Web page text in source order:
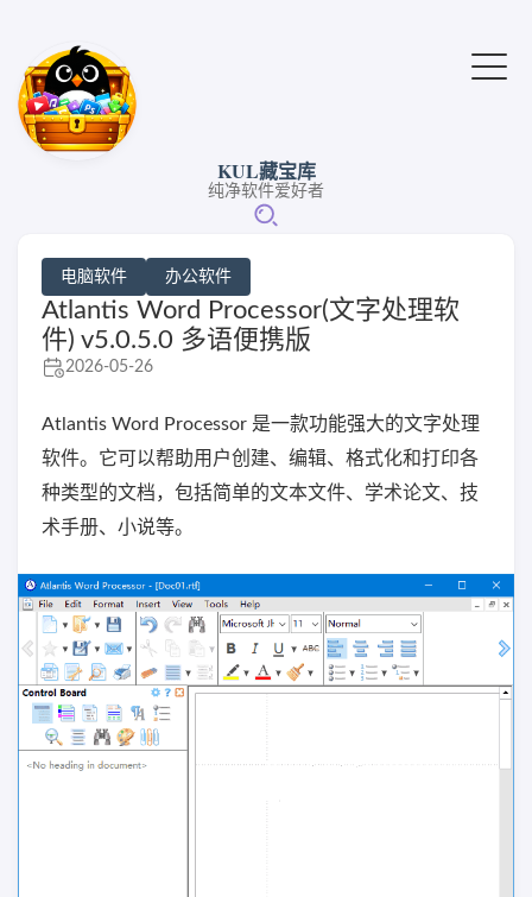
KUL藏宝库
纯净软件爱好者
电脑软件 办公软件
Atlantis Word Processor(文字处理软
件) v5.0.5.0 多语便携版
2026-05-26
Atlantis Word Processor 是一款功能强大的文字处理
软件。它可以帮助用户创建、编辑、格式化和打印各
种类型的文档，包括简单的文本文件、学术论文、技
术手册、小说等。